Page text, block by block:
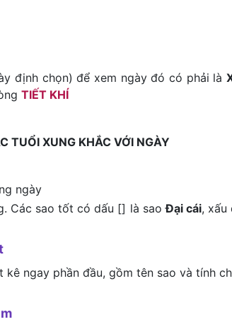
định chọn) để xem ngày đó có phải là
TIẾT KHÍ
TUỔI XUNG KHẮC VỚI NGÀY
ngày
Các sao tốt có dấu [] là saoĐại cái,
ngay phần đầu, gồm tên sao và tính